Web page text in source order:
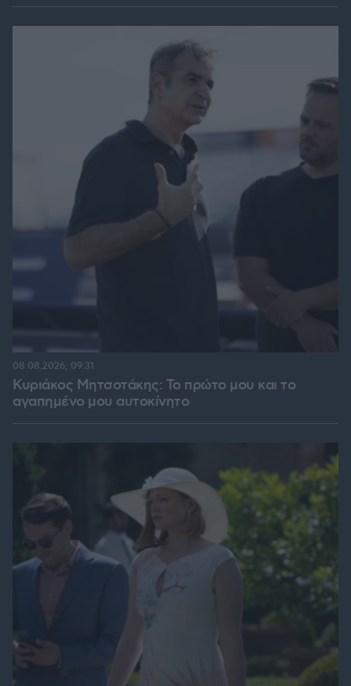
Κυριάκος Μητσοτάκης: Το πρώτο μου και το
αγαπημένο μου αυτοκίνητο
08.08.2026, 09:31